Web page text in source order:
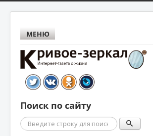
МЕНЮ
Поиск по сайту
Поиск